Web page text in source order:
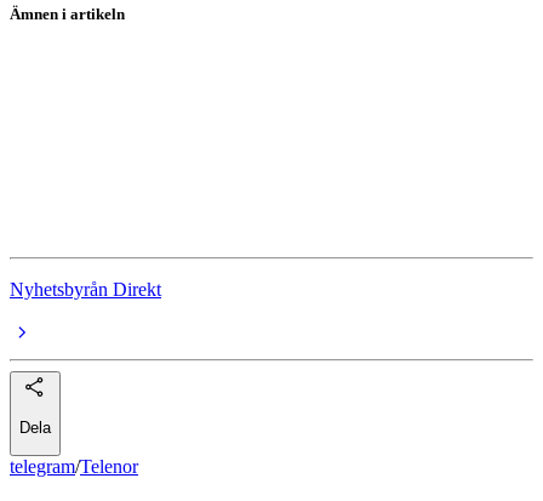
Ämnen i artikeln
Nyhetsbyrån Direkt
Dela
telegram/Telenor